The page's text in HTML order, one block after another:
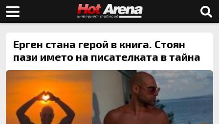
Ерген стана герой в книга. Стоян
пази името на писателката в тайна